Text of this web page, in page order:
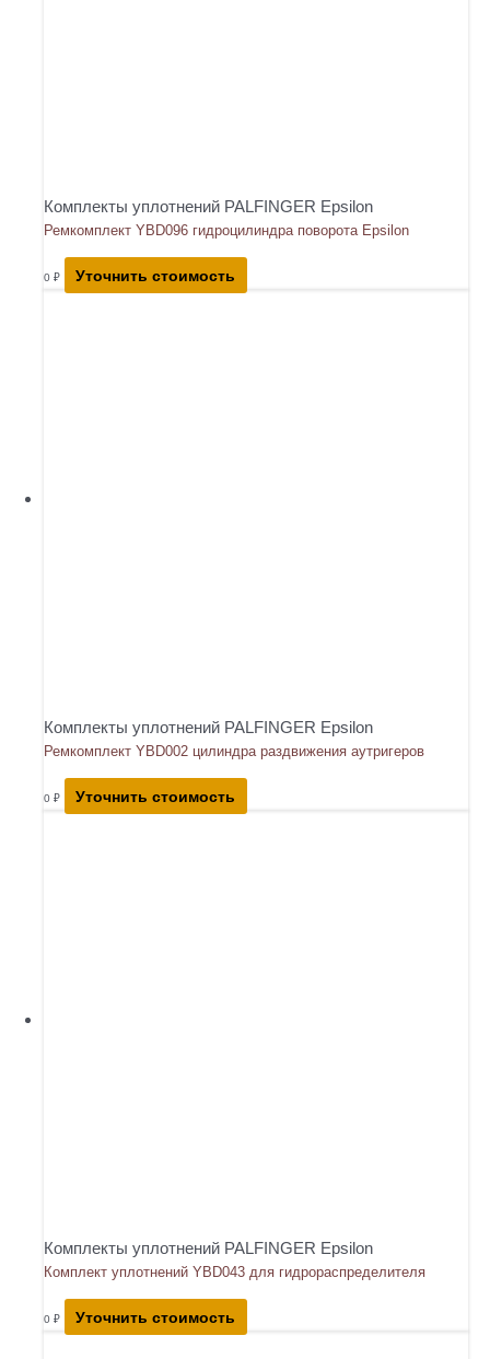
Комплекты уплотнений PALFINGER Epsilon
Ремкомплект YBD096 гидроцилиндра поворота Epsilon
0 ₽ Уточнить стоимость
Комплекты уплотнений PALFINGER Epsilon
Ремкомплект YBD002 цилиндра раздвижения аутригеров
0 ₽ Уточнить стоимость
Комплекты уплотнений PALFINGER Epsilon
Комплект уплотнений YBD043 для гидрораспределителя
0 ₽ Уточнить стоимость